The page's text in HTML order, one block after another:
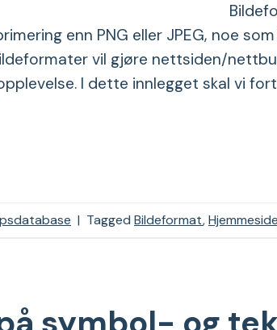
enn PNG eller JPEG, noe
vil gjøre nettsiden/
I dette innlegget skal vi
| Tagged Bildeformat,Hjemmeside